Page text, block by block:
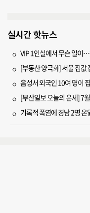
실시간 핫뉴스
VIP 1인실에서 무슨 일이
[부동산 양극화] 서울 집
음성서 외국인 10여 명이
[부산일보 오늘의 운세] 7
기록적 폭염에 경남 2명 온